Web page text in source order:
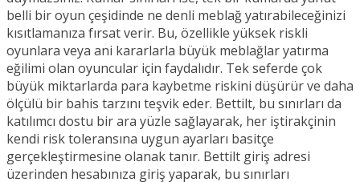
belli bir oyun çeşidinde ne denli meblağ yatırabileceğinizi
kısıtlamanıza fırsat verir. Bu, özellikle yüksek riskli
oyunlara veya ani kararlarla büyük meblağlar yatırma
eğilimi olan oyuncular için faydalıdır. Tek seferde çok
büyük miktarlarda para kaybetme riskini düşürür ve daha
ölçülü bir bahis tarzını teşvik eder. Bettilt, bu sınırları da
katılımcı dostu bir ara yüzle sağlayarak, her iştirakçinin
kendi risk toleransına uygun ayarları basitçe
gerçekleştirmesine olanak tanır. Bettilt giriş adresi
üzerinden hesabınıza giriş yaparak, bu sınırları